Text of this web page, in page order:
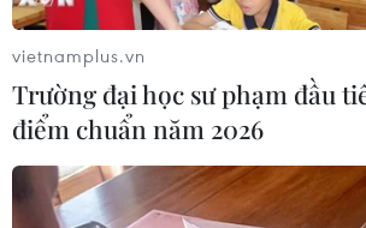
phạm tại hồ Đồng Đò trước 30/9
09/08/2026 12:49
Quảng Trị: Mưa lớn gây ngập cục
tiềm ẩn nguy cơ lũ quét, sạt lở đất
vietnamplus.vn
Trường đại học sư phạm đầu
điểm chuẩn năm 2026